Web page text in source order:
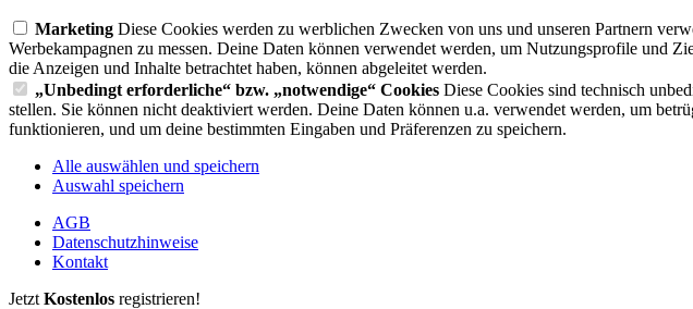
Marketing Diese Cookies werden zu werblichen Zwecken von uns und unseren Partnern
Werbekampagnen zu messen. Deine Daten können verwendet werden, um Nutzungsprofile und
die Anzeigen und Inhalte betrachtet haben, können abgeleitet werden.
„Unbedingt erforderliche“ bzw. „notwendige“ Cookies Diese Cookies sind technisch
stellen. Sie können nicht deaktiviert werden. Deine Daten können u.a. verwendet werden, um
funktionieren, und um deine bestimmten Eingaben und Präferenzen zu speichern.
Alle auswählen und speichern
Auswahl speichern
AGB
Datenschutzhinweise
Kontakt
Jetzt Kostenlos registrieren!